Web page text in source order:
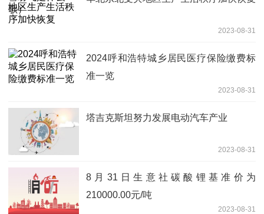
2023-08-31
2024呼和浩特城乡居民医疗保险缴费标
准一览
2023-08-31
塔吉克斯坦努力发展电动汽车产业
2023-08-31
8月31日生意社碳酸锂基准价为
210000.00元/吨
2023-08-31